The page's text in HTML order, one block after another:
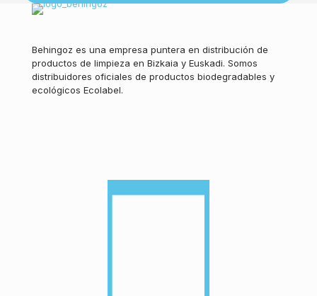
Behingoz es una empresa puntera en distribución de
productos de limpieza en Bizkaia y Euskadi. Somos
distribuidores oficiales de productos biodegradables y
ecológicos Ecolabel.